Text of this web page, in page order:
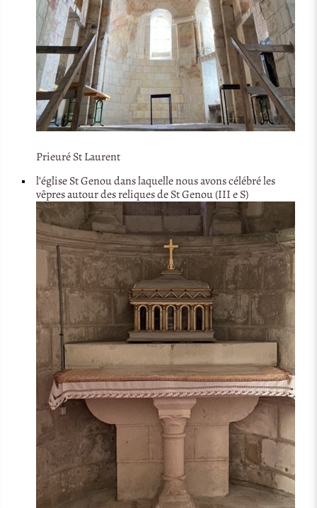
Prieuré St Laurent
l’église St Genou dans laquelle nous avons célébré les
vêpres autour des reliques de St Genou (III e S)